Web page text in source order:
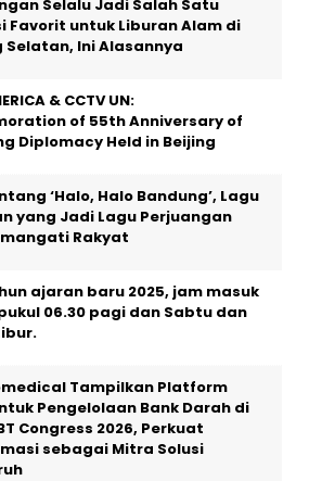
Selalu Jadi Salah Satu
Favorit untuk Liburan Alam di
Selatan, Ini Alasannya
& CCTV UN:
of 55th Anniversary of
Diplomacy Held in Beijing
‘Halo, Halo Bandung’, Lagu
yang Jadi Lagu Perjuangan
Rakyat
ajaran baru 2025, jam masuk
06.30 pagi dan Sabtu dan
Tampilkan Platform
Pengelolaan Bank Darah di
Congress 2026, Perkuat
sebagai Mitra Solusi